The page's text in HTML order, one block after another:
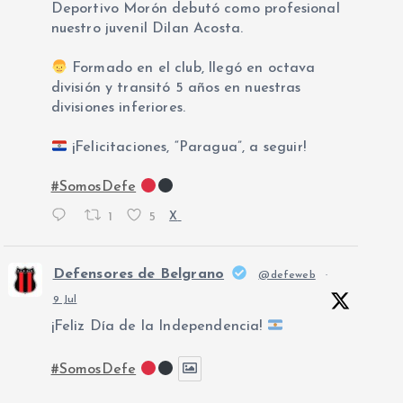
Deportivo Morón debutó como profesional
nuestro juvenil Dilan Acosta.
Formado en el club, llegó en octava
división y transitó 5 años en nuestras
divisiones inferiores.
¡Felicitaciones, “Paragua”, a seguir!
#SomosDefe
1 5 X
Defensores de Belgrano @defeweb ·
9 Jul
¡Feliz Día de la Independencia!
#SomosDefe